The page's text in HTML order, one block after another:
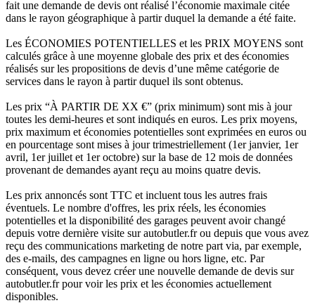
fait une demande de devis ont réalisé l’économie maximale citée
dans le rayon géographique à partir duquel la demande a été faite.
Les ÉCONOMIES POTENTIELLES et les PRIX MOYENS sont
calculés grâce à une moyenne globale des prix et des économies
réalisés sur les propositions de devis d’une même catégorie de
services dans le rayon à partir duquel ils sont obtenus.
Les prix “À PARTIR DE XX €” (prix minimum) sont mis à jour
toutes les demi-heures et sont indiqués en euros. Les prix moyens,
prix maximum et économies potentielles sont exprimées en euros ou
en pourcentage sont mises à jour trimestriellement (1er janvier, 1er
avril, 1er juillet et 1er octobre) sur la base de 12 mois de données
provenant de demandes ayant reçu au moins quatre devis.
Les prix annoncés sont TTC et incluent tous les autres frais
éventuels. Le nombre d'offres, les prix réels, les économies
potentielles et la disponibilité des garages peuvent avoir changé
depuis votre dernière visite sur autobutler.fr ou depuis que vous avez
reçu des communications marketing de notre part via, par exemple,
des e-mails, des campagnes en ligne ou hors ligne, etc. Par
conséquent, vous devez créer une nouvelle demande de devis sur
autobutler.fr pour voir les prix et les économies actuellement
disponibles.